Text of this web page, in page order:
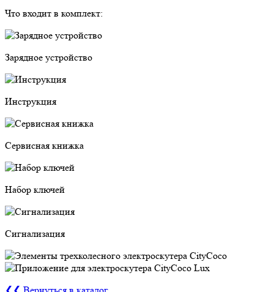
Что входит в комплект:
Зарядное устройство
Инструкция
Сервисная книжка
Набор ключей
Сигнализация